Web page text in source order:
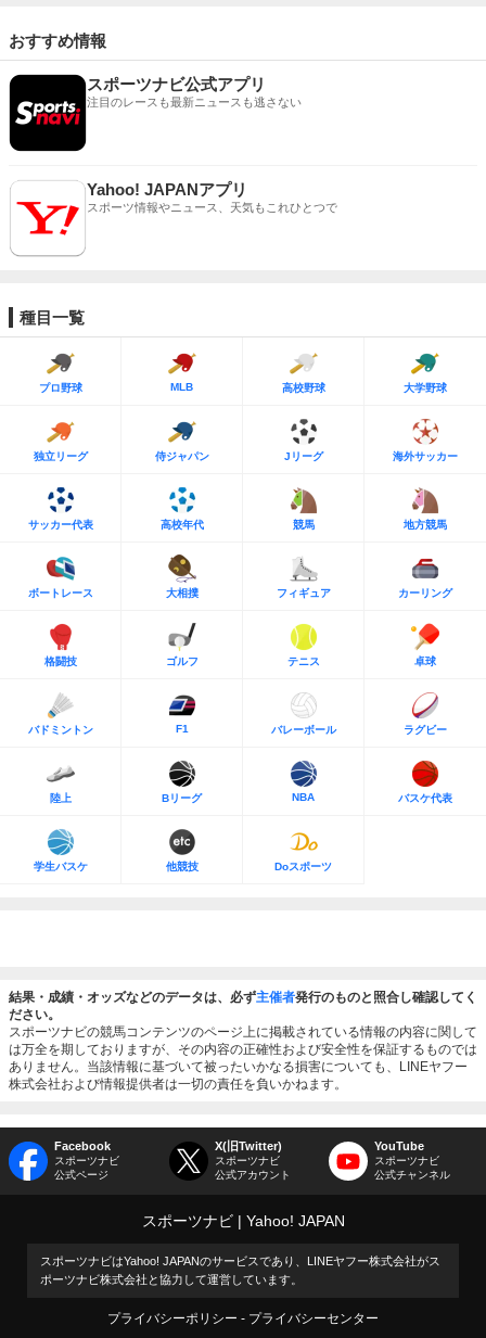
おすすめ情報
スポーツナビ公式アプリ
注目のレースも最新ニュースも逃さない
Yahoo! JAPANアプリ
スポーツ情報やニュース、天気もこれひとつで
種目一覧
プロ野球 MLB 高校野球 大学野球
独立リーグ 侍ジャパン Jリーグ 海外サッカー
サッカー代表 高校年代 競馬 地方競馬
ボートレース 大相撲 フィギュア カーリング
格闘技 ゴルフ テニス 卓球
バドミントン F1 バレーボール ラグビー
陸上 Bリーグ NBA バスケ代表
学生バスケ 他競技 Doスポーツ
結果・成績・オッズなどのデータは、必ず主催者発行のものと照合し確認してく
ださい。
スポーツナビの競馬コンテンツのページ上に掲載されている情報の内容に関して
は万全を期しておりますが、その内容の正確性および安全性を保証するものでは
ありません。当該情報に基づいて被ったいかなる損害についても、LINEヤフー
株式会社および情報提供者は一切の責任を負いかねます。
Facebook
スポーツナビ
公式ページ
X(旧Twitter)
スポーツナビ
公式アカウント
YouTube
スポーツナビ
公式チャンネル
スポーツナビ Yahoo! JAPAN
スポーツナビはYahoo! JAPANのサービスであり、LINEヤフー株式会社がス
ポーツナビ株式会社と協力して運営しています。
プライバシーポリシー プライバシーセンター